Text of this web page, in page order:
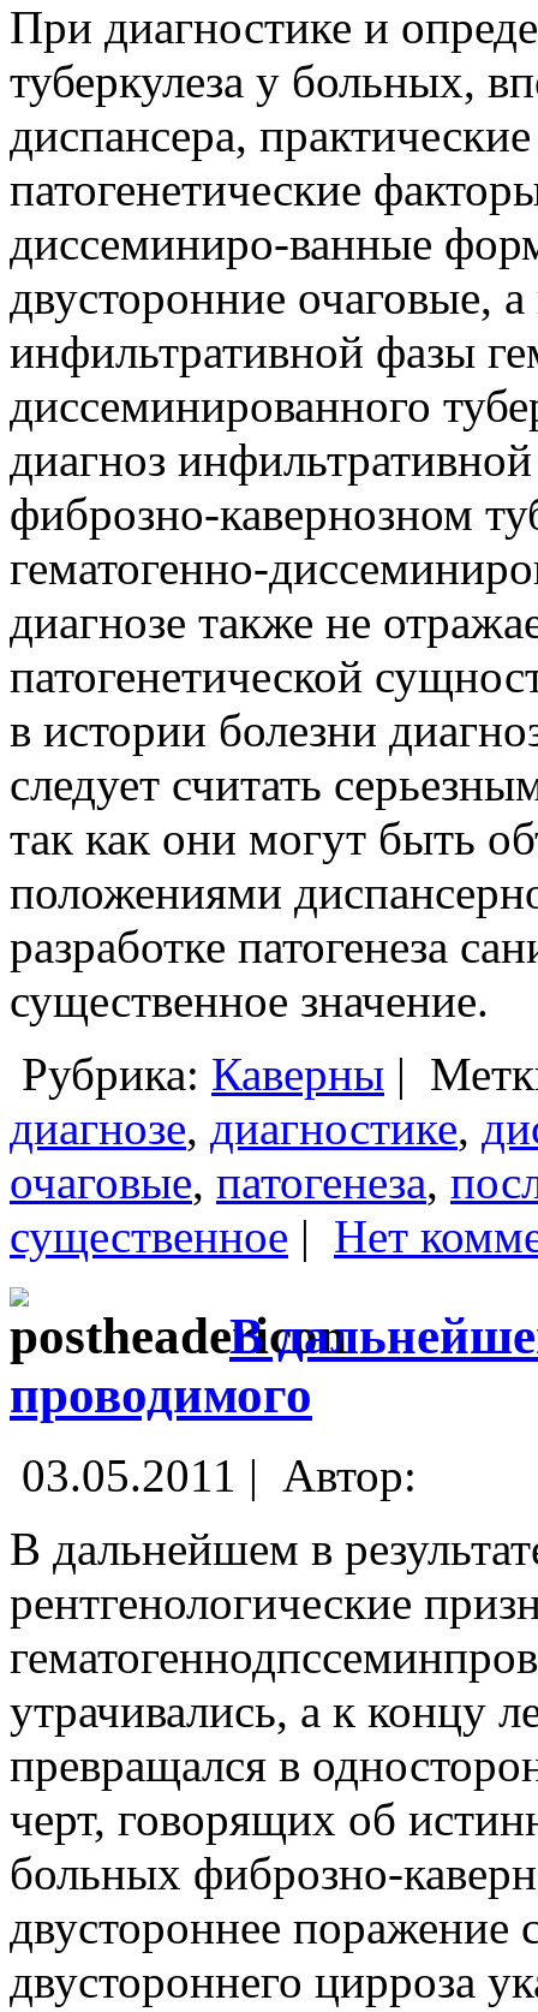
При диагностике и
туберкулеза у больных,
диспансера,
патогенетические
диссеминиро-ванные
двусторонние очаговые,
инфильтративной фазы
диссеминированного
диагноз
фиброзно-кавернозном
гематогенно-
диагнозе также не
патогенетической
в истории болезни
следует считать
так как они могут быть
положениями
разработке патогенеза
существенное значение.
Рубрика: Каверны |
диагнозе, диагностике,
очаговые, патогенеза,
существенное | Нет
В
проводимого
03.05.2011 | Автор:
В дальнейшем в
рентгенологические
утрачивались, а к концу
превращался в
черт, говорящих об
больных фиброзно-
двустороннее
двустороннего цирроза